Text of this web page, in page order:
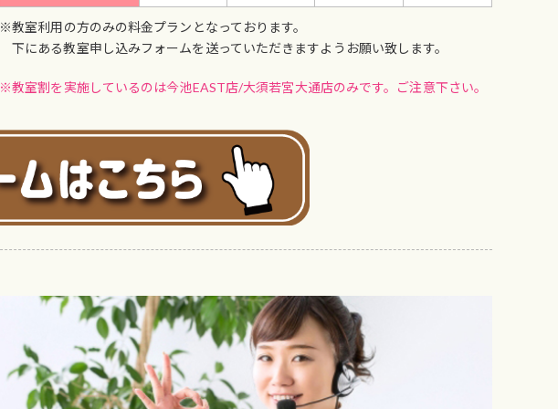
※教室利用の方のみの料金プランとなっております。
下にある教室申し込みフォームを送っていただきますようお願い致します。
※教室割を実施しているのは今池EAST店/大須若宮大通店のみです。ご注意下さい。